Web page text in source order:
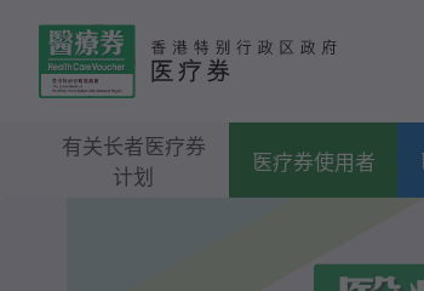
有关长者医疗券
计划
医疗券使用者